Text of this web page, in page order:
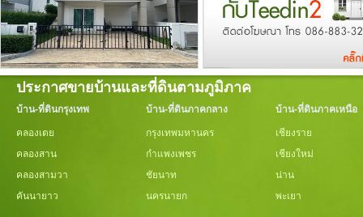
ประกาศขายบ้านและที่ดินตามภูมิภาค
บ้าน-ที่ดินกรุงเทพ
คลองเตย
คลองสาน
คลองสามวา
คันนายาว
บ้าน-ที่ดินภาคกลาง
กรุงเทพมหานคร
กำแพงเพชร
ชัยนาท
นครนายก
บ้าน-ที่ดินภาคเหนือ
เชียงราย
เชียงใหม่
น่าน
พะเยา